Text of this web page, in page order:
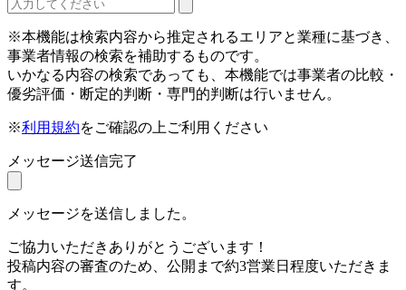
※本機能は検索内容から推定されるエリアと業種に基づき、
事業者情報の検索を補助するものです。
いかなる内容の検索であっても、本機能では事業者の比較・
優劣評価・断定的判断・専門的判断は行いません。
※利用規約をご確認の上ご利用ください
メッセージ送信完了
メッセージを送信しました。
ご協力いただきありがとうございます！
投稿内容の審査のため、公開まで約3営業日程度いただきま
す。